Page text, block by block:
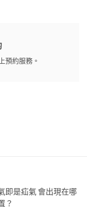
預約服務。
即是疝氣 會出現在哪
？